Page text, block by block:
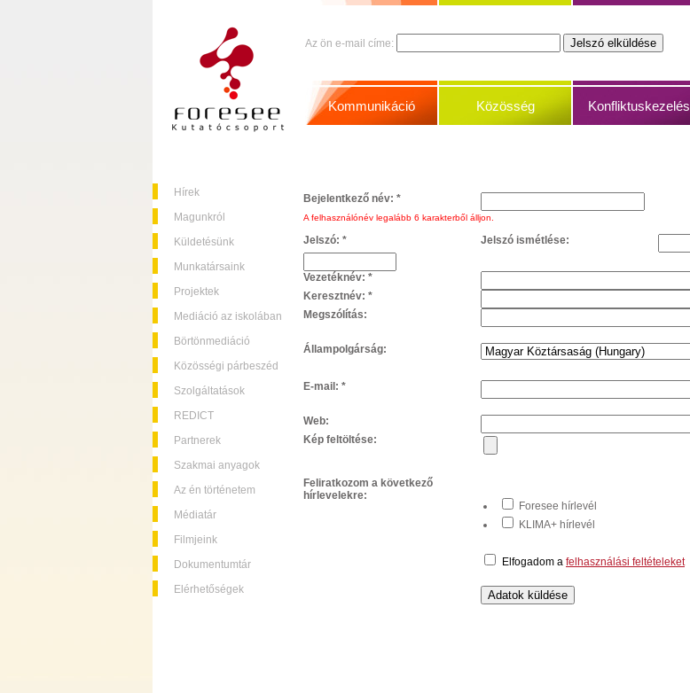
Hírek
Magunkról
Küldetésünk
Munkatársaink
Projektek
Mediáció az iskolában
Börtönmediáció
Közösségi párbeszéd
Szolgáltatások
REDICT
Partnerek
Szakmai anyagok
Az én történetem
Médiatár
Filmjeink
Dokumentumtár
Elérhetőségek
Az ön e-mail címe:
Kommunikáció Közösség Konfliktuskezelés
Bejelentkező név: *
A felhasználónév legalább 6 karakterből álljon.
Jelszó: * Jelszó ismétlése:
Vezetéknév: *
Keresztnév: *
Megszólítás:
Állampolgárság:
E-mail: *
Web:
Kép feltöltése:
Feliratkozom a következő
hírlevelekre:
Foresee hírlevél
KLIMA+ hírlevél
Elfogadom a felhasználási feltételeket